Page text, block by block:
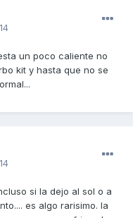
un poco caliente no
kit y hasta que no se
si la dejo al sol o a
es algo rarisimo. la